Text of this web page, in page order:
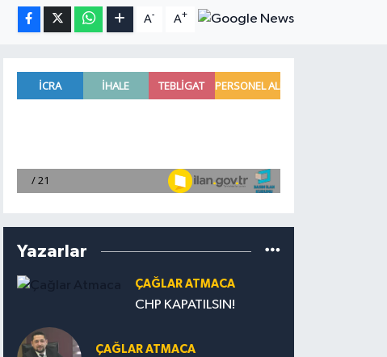
A- A+
Yazarlar
ÇAĞLAR ATMACA
CHP KAPATILSIN!
ÇAĞLAR ATMACA